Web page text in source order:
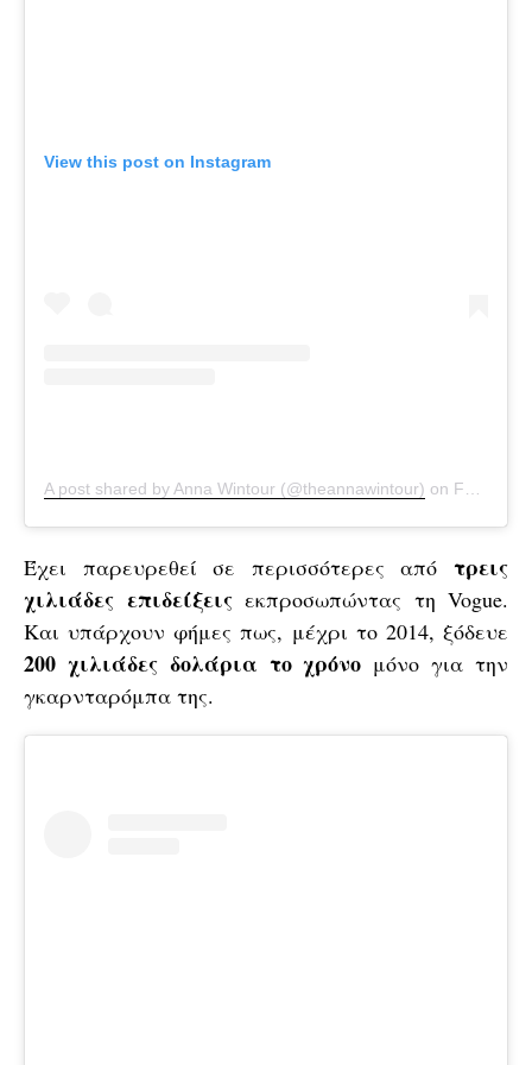
View this post on Instagram
A post shared by Anna Wintour (@theannawintour) on Feb 19, 2020 at 8:29am PST
Έχει παρευρεθεί σε περισσότερες από τρεις
χιλιάδες επιδείξειςεκπροσωπώντας τη Vogue.
Και υπάρχουν φήμες πως, μέχρι το 2014, ξόδευε
200 χιλιάδες δολάρια το χρόνο μόνο για την
γκαρνταρόμπα της.